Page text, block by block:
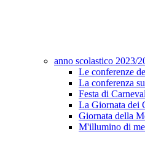
anno scolastico 2023/
Le conferenze
La conferenza
Festa di
La Giornata dei
Giornata della
M'illumino di